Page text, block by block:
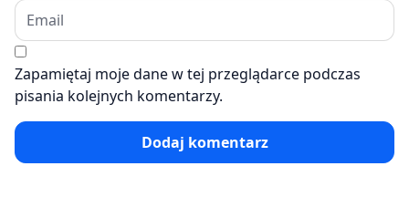
Zapamiętaj moje dane w tej przeglądarce podczas
pisania kolejnych komentarzy.
Dodaj komentarz